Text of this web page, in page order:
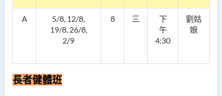
A
5/8, 12/8,
19/8, 26/8,
2/9
8 三
下
午
4:30
劉姑
娘
長者健體班